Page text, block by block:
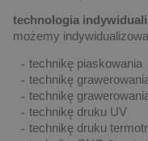
technologia
możemy
technikę piaskowania
technikę
technikę
technikę druku UV
technikę druku